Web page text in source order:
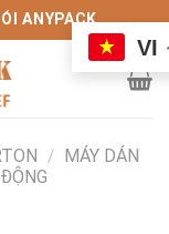
ANYPACK
/ MÁY DÁN
VI